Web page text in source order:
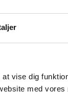
vise dig
med